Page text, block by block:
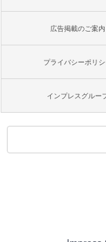
広告掲載のご案内
プライバシーポリシ
インプレスグルー